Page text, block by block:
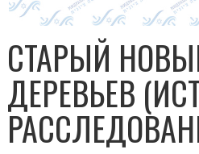
СТАРЫЙ
ДЕРЕВЬЕВ